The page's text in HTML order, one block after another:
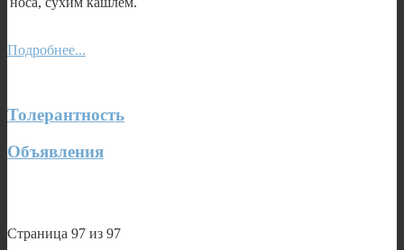
Подробнее...
Толерантность
Объявления
Страница 97 из 97